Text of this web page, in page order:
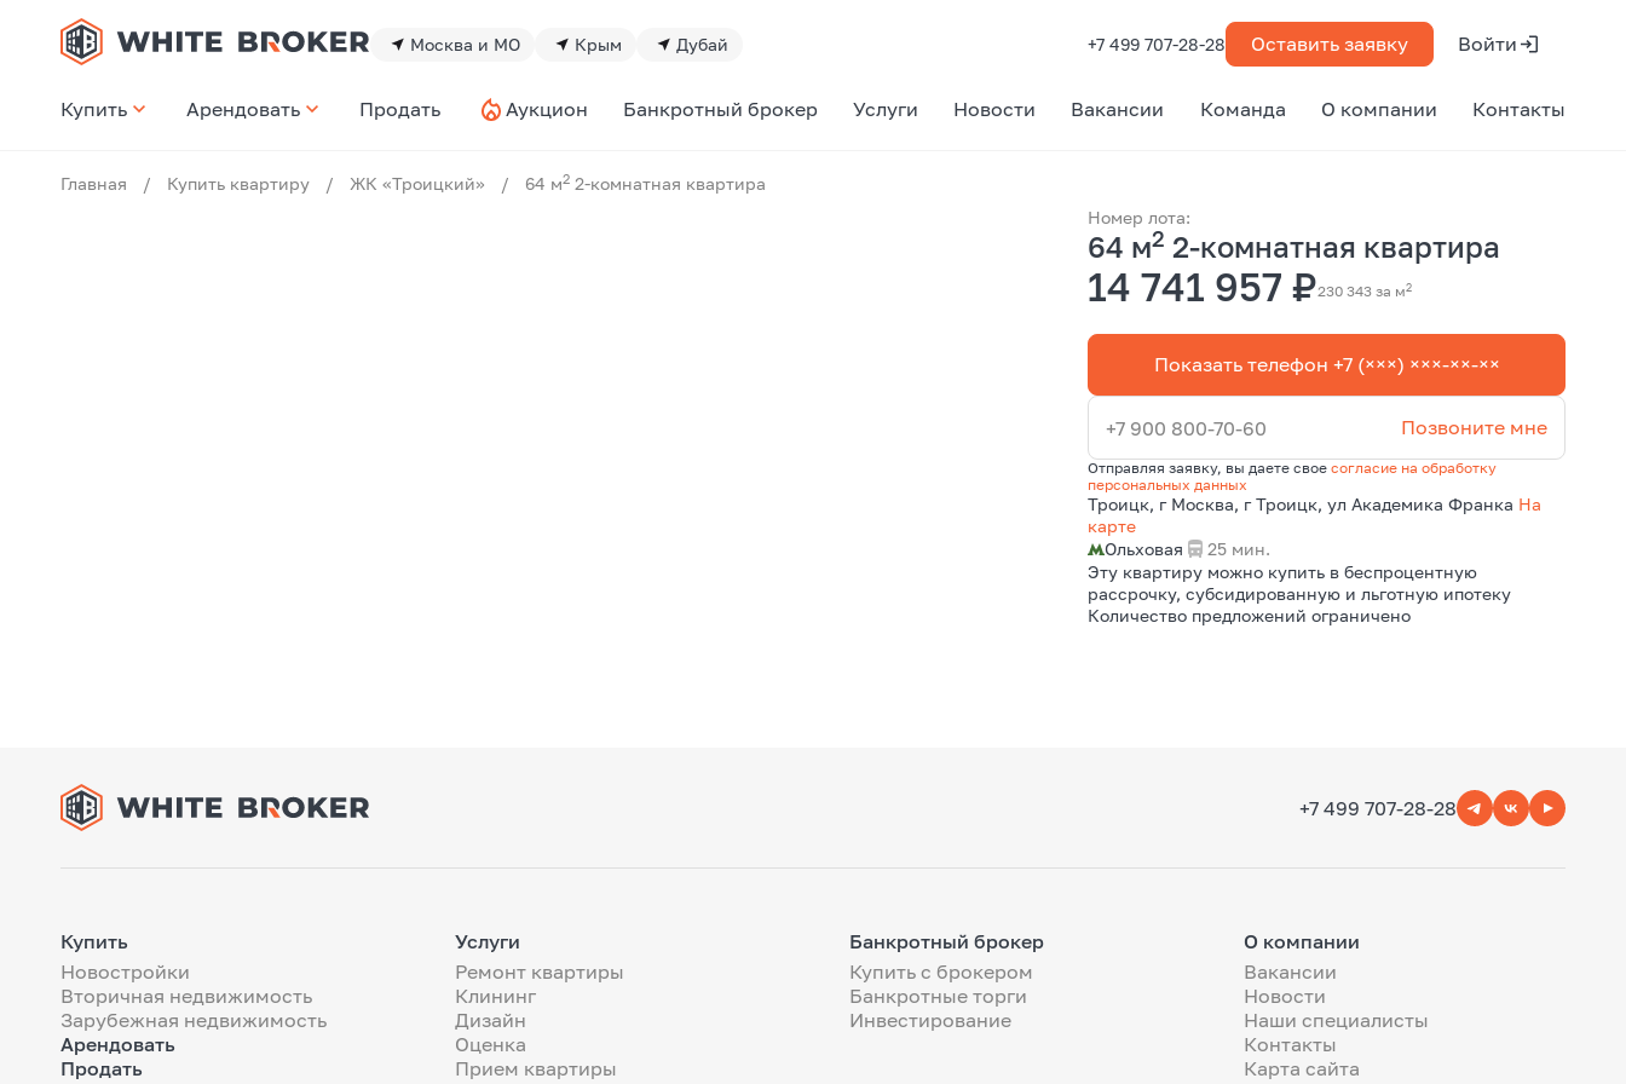
Москва и МО Крым Дубай +7 499 707-28-28 Оставить заявку Войти
Купить Арендовать Продать Аукцион Банкротный брокер Услуги Новости Вакансии Команда О компании Контакты
Главная / Купить квартиру / ЖК «Троицкий» / 64 м2 2-комнатная квартира
Номер лота:
64 м2 2-комнатная квартира
14 741 957 ₽230 343 за м2
Показать телефон +7 (×××) ×××-××-××
+7 900 800-70-60 Позвоните мне
Отправляя заявку, вы даете своесогласие на обработку
персональных данных
Троицк, г Москва, г Троицк, ул Академика Франка На
карте
Ольховая
25 мин.
Эту квартиру можно купить в беспроцентную
рассрочку, субсидированную и льготную ипотеку
Количество предложений ограничено
+7 499 707-28-28
Купить
Новостройки
Вторичная недвижимость
Зарубежная недвижимость
Арендовать
Продать
Услуги
Ремонт квартиры
Клининг
Дизайн
Оценка
Прием квартиры
Банкротный брокер
Купить с брокером
Банкротные торги
Инвестирование
О компании
Вакансии
Новости
Наши специалисты
Контакты
Карта сайта